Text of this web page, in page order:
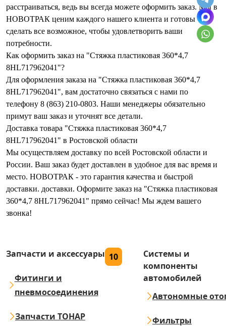
расстраиваться, ведь вы всегда можете оформить заказ. Мы в
НОВОТРАК ценим каждого нашего клиента и готовы
сделать все возможное, чтобы удовлетворить ваши
потребности.
Как оформить заказ на "Стяжка пластиковая 360*4,7
8HL717962041"?
Для оформления заказа на "Стяжка пластиковая 360*4,7
8HL717962041", вам достаточно связаться с нами по
телефону 8 (863) 210-0803. Наши менеджеры обязательно
примут ваш заказ и уточнят все детали.
Доставка товара "Стяжка пластиковая 360*4,7
8HL717962041" в Ростовской области
Мы осуществляем доставку по всей Ростовской области и
России. Ваш заказ будет доставлен в удобное для вас время и
место. НОВОТРАК - это гарантия качества и быстрой
доставки. доставки. Оформите заказ на "Стяжка пластиковая
360*4,7 8HL717962041" прямо сейчас! Мы ждем вашего
звонка!
Запчасти и аксессуары 10
Фитинги и
пневмосоединения
Запчасти ТОНАР
Системы и
компоненты
автомобилей
Автономные
Фильтры